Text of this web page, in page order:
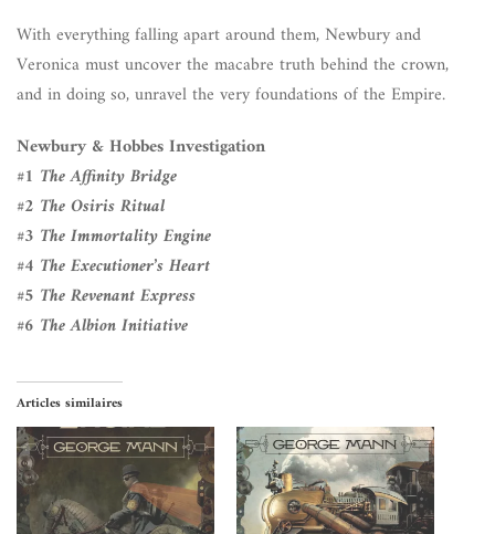
With everything falling apart around them, Newbury and
Veronica must uncover the macabre truth behind the crown,
and in doing so, unravel the very foundations of the Empire.
Newbury & Hobbes Investigation
#1 The Affinity Bridge
#2 The Osiris Ritual
#3 The Immortality Engine
#4 The Executioner’s Heart
#5 The Revenant Express
#6 The Albion Initiative
Articles similaires